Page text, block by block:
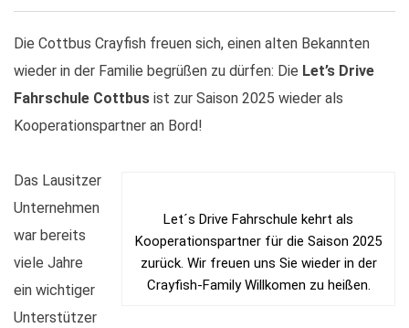
Die Cottbus Crayfish freuen sich, einen alten Bekannten
wieder in der Familie begrüßen zu dürfen: Die Let’s Drive
Fahrschule Cottbus ist zur Saison 2025 wieder als
Kooperationspartner an Bord!
Let´s Drive Fahrschule kehrt als
Kooperationspartner für die Saison 2025
zurück. Wir freuen uns Sie wieder in der
Crayfish-Family Willkomen zu heißen.
Das Lausitzer
Unternehmen
war bereits
viele Jahre
ein wichtiger
Unterstützer